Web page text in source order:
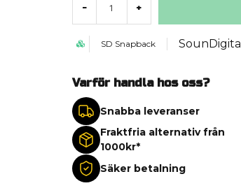
- +
SD Snapback SounDigital
Varför handla hos oss?
Snabba leveranser
Fraktfria alternativ från
1000kr*
Säker betalning